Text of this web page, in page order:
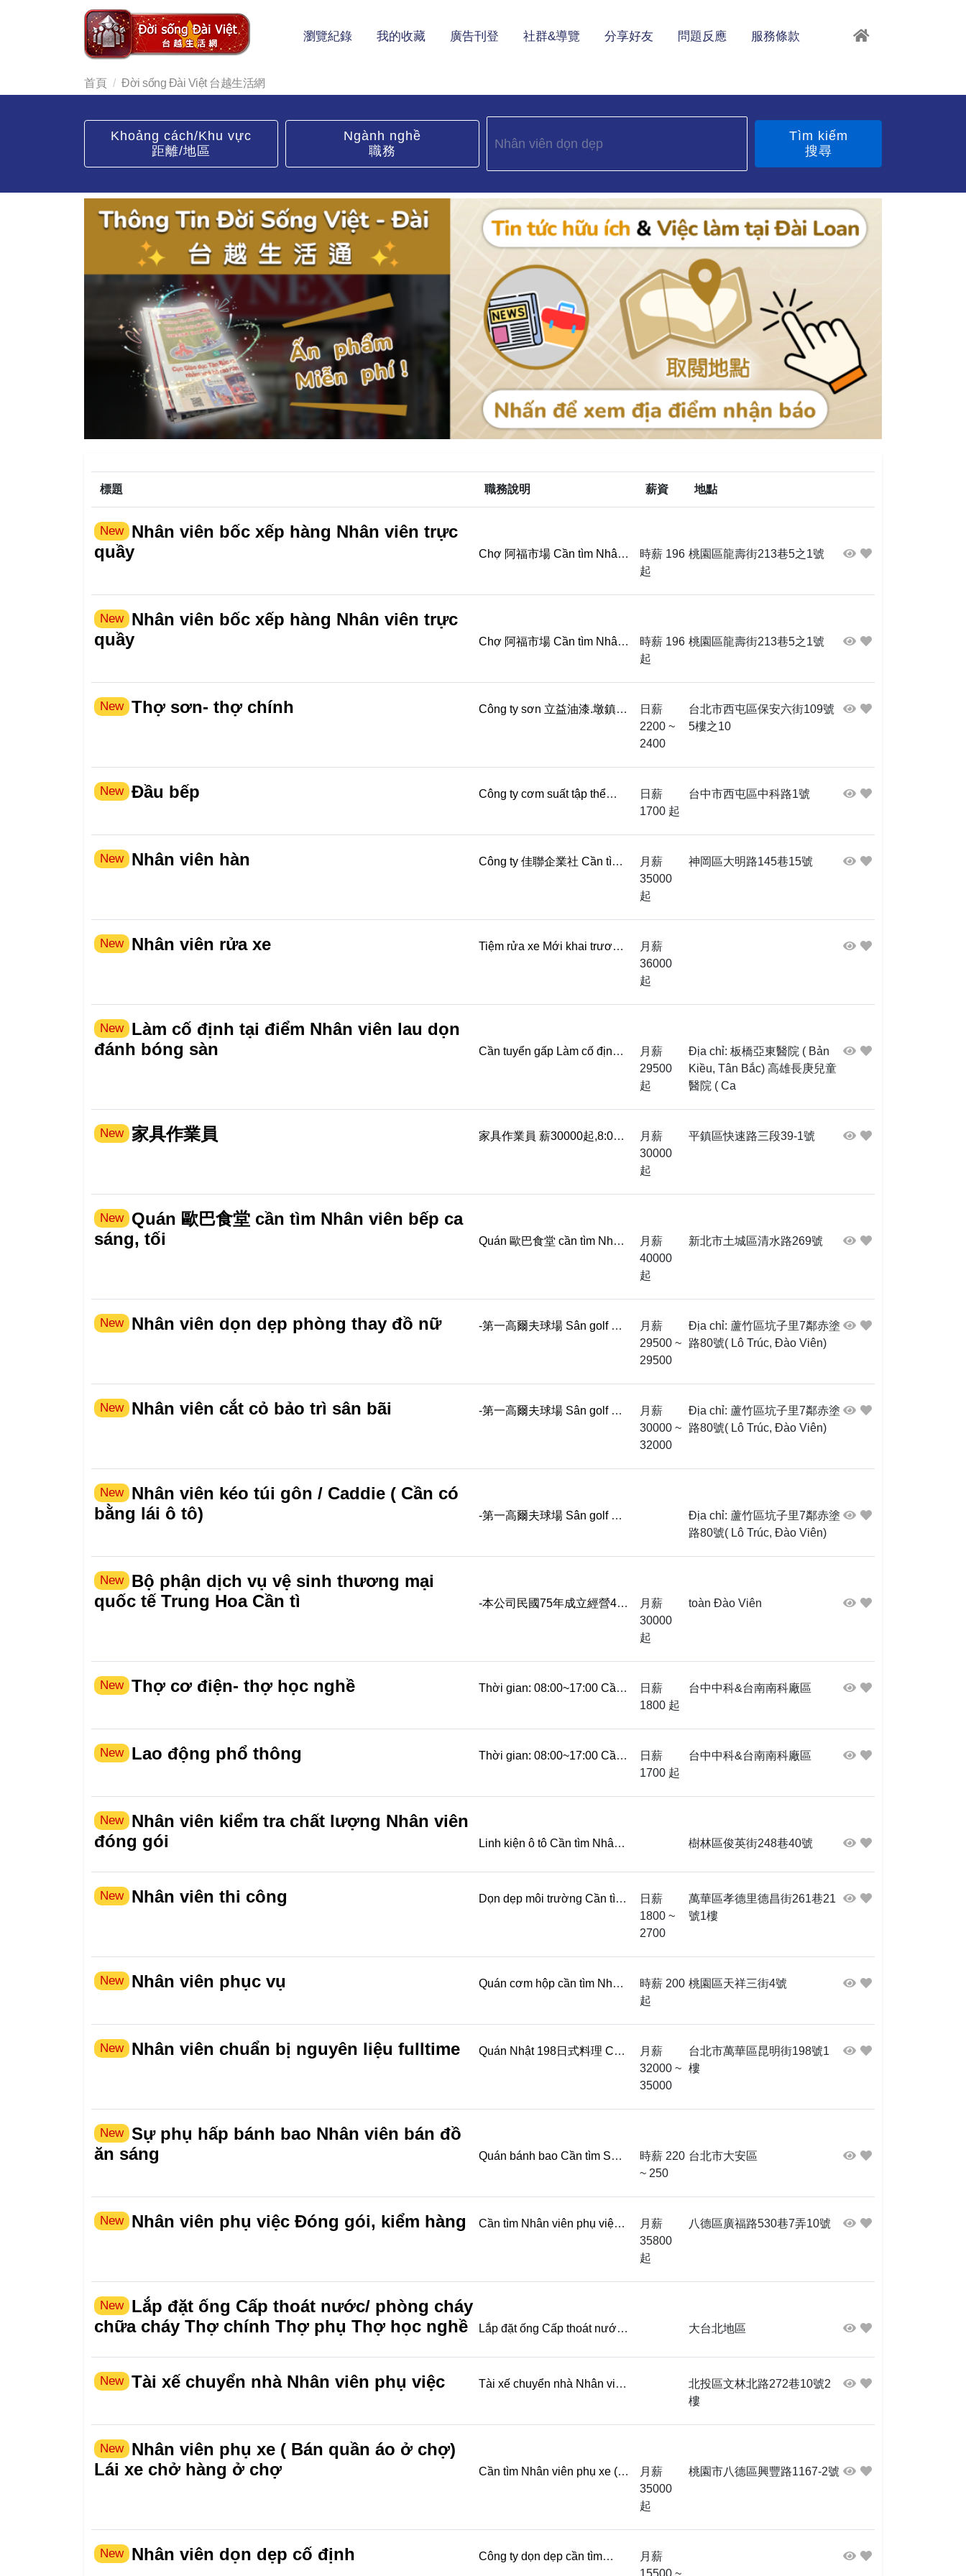
瀏覽紀錄 我的收藏 廣告刊登 社群&導覽 分享好友 問題反應 服務條款
首頁 Đời sống Đài Việt 台越生活網
Khoảng cách/Khu vực
距離/地區
Ngành nghề
職務
Tìm kiếm
搜尋
標題 職務說明 薪資 地點
New
Nhân viên bốc xếp hàng Nhân viên trực
quầy
Chợ 阿福市場 Cần tìm Nhân
時薪 196
起
桃園區龍壽街213巷5之1號
New
Nhân viên bốc xếp hàng Nhân viên trực
quầy
Chợ 阿福市場 Cần tìm Nhân
時薪 196
起
桃園區龍壽街213巷5之1號
New Thợ sơn- thợ chính
Công ty sơn 立益油漆.墩鎮企
日薪
2200 ~
2400
台北市西屯區保安六街109號
5樓之10
New Đầu bếp
Công ty cơm suất tập thể
日薪
1700 起
台中市西屯區中科路1號
New Nhân viên hàn
Công ty 佳聯企業社 Cần tìm
月薪
35000
起
神岡區大明路145巷15號
New Nhân viên rửa xe
Tiệm rửa xe Mới khai trương,
月薪
36000
起
New
Làm cố định tại điểm Nhân viên lau dọn
đánh bóng sàn
Cần tuyển gấp Làm cố định
月薪
29500
起
Địa chỉ: 板橋亞東醫院 ( Bản
Kiều, Tân Bắc) 高雄長庚兒童
醫院 ( Ca
New 家具作業員
家具作業員 薪30000起,8:00-
月薪
30000
起
平鎮區快速路三段39-1號
New
Quán 歐巴食堂 cần tìm Nhân viên bếp ca
sáng, tối
Quán 歐巴食堂 cần tìm Nhân
月薪
40000
起
新北市土城區清水路269號
New Nhân viên dọn dẹp phòng thay đồ nữ
-第一高爾夫球場 Sân golf 第
月薪
29500 ~
29500
Địa chỉ: 蘆竹區坑子里7鄰赤塗
路80號( Lô Trúc, Đào Viên)
New Nhân viên cắt cỏ bảo trì sân bãi
-第一高爾夫球場 Sân golf 第
月薪
30000 ~
32000
Địa chỉ: 蘆竹區坑子里7鄰赤塗
路80號( Lô Trúc, Đào Viên)
New
Nhân viên kéo túi gôn / Caddie ( Cần có
bằng lái ô tô)
-第一高爾夫球場 Sân golf 第
Địa chỉ: 蘆竹區坑子里7鄰赤塗
路80號( Lô Trúc, Đào Viên)
New
Bộ phận dịch vụ vệ sinh thương mại
quốc tế Trung Hoa Cần tì
-本公司民國75年成立經營40
月薪
30000
起
toàn Đào Viên
New Thợ cơ điện- thợ học nghề
Thời gian: 08:00~17:00 Cần
日薪
1800 起
台中中科&台南南科廠區
New Lao động phổ thông
Thời gian: 08:00~17:00 Cần
日薪
1700 起
台中中科&台南南科廠區
New
Nhân viên kiểm tra chất lượng Nhân viên
đóng gói
Linh kiện ô tô Cần tìm Nhân
thương lượng t...
樹林區俊英街248巷40號
New Nhân viên thi công
Dọn dẹp môi trường Cần tìm
日薪
1800 ~
2700
萬華區孝德里德昌街261巷21
號1樓
New Nhân viên phục vụ
Quán cơm hộp cần tìm Nhân
時薪 200
起
桃園區天祥三街4號
New Nhân viên chuẩn bị nguyên liệu fulltime
Quán Nhật 198日式料理 Cần
月薪
32000 ~
35000
台北市萬華區昆明街198號1
樓
New Sự phụ hấp bánh bao Nhân viên bán đồ
ăn sáng
Quán bánh bao Cần tìm Sự
時薪 220
~ 250
台北市大安區
New Nhân viên phụ việc Đóng gói, kiểm hàng
Cần tìm Nhân viên phụ việc
月薪
35800
起
八德區廣福路530巷7弄10號
New
Lắp đặt ống Cấp thoát nước/ phòng cháy
chữa cháy Thợ chính Thợ phụ Thợ học nghề
Lắp đặt ống Cấp thoát nước/
Cần tuyển số...
大台北地區
New Tài xế chuyển nhà Nhân viên phụ việc
Tài xế chuyển nhà Nhân viên
北投區文林北路272巷10號2
樓
New
Nhân viên phụ xe ( Bán quần áo ở chợ)
Lái xe chở hàng ở chợ
Cần tìm Nhân viên phụ xe (
月薪
35000
起
桃園市八德區興豐路1167-2號
New Nhân viên dọn dẹp cố định
Công ty dọn dẹp cần tìm
月薪